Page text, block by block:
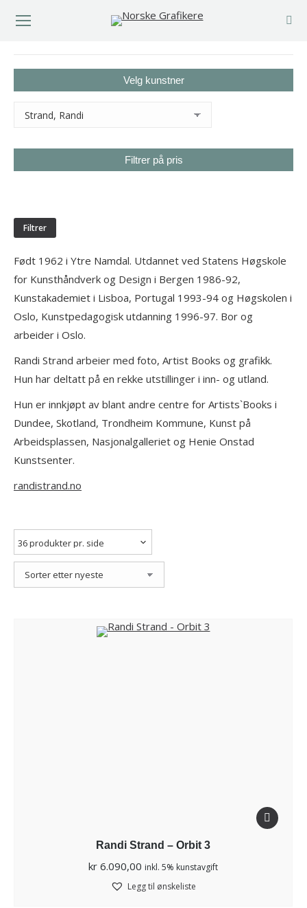
Velg kunstner
Filtrer på pris
Filtrer
Født 1962 i Ytre Namdal. Utdannet ved Statens Høgskole
for Kunsthåndverk og Design i Bergen 1986-92,
Kunstakademiet i Lisboa, Portugal 1993-94 og Høgskolen i
Oslo, Kunstpedagogisk utdanning 1996-97. Bor og
arbeider i Oslo.
Randi Strand arbeier med foto, Artist Books og grafikk.
Hun har deltatt på en rekke utstillinger i inn- og utland.
Hun er innkjøpt av blant andre centre for Artists`Books i
Dundee, Skotland, Trondheim Kommune, Kunst på
Arbeidsplassen, Nasjonalgalleriet og Henie Onstad
Kunstsenter.
randistrand.no
Randi Strand – Orbit 3
kr 6.090,00 inkl. 5% kunstavgift
Legg til ønskeliste